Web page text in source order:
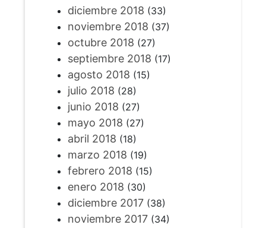
diciembre 2018 (33)
noviembre 2018 (37)
octubre 2018 (27)
septiembre 2018 (17)
agosto 2018 (15)
julio 2018 (28)
junio 2018 (27)
mayo 2018 (27)
abril 2018 (18)
marzo 2018 (19)
febrero 2018 (15)
enero 2018 (30)
diciembre 2017(38)
noviembre 2017(34)